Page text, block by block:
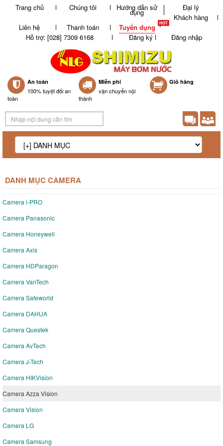
Trang chủ Chúng tôi Hướng dẫn sử
dụng
Đại lý
Khách hàng
Liên hệ
Thanh toán
Tuyển dụng
Đăng nhập
Đăng ký
Hỗ trợ: [028] 7309 6168
An toàn
100% tuyệt đối an
toàn
Miễn phí
vận chuyển nội
thành
0 Giỏ hàng
DANH MỤC CAMERA
Camera i-PRO
Camera Panasonic
Camera Honeywell
Camera Axis
Camera HDParagon
Camera VanTech
Camera Safeworld
Camera DAHUA
Camera Questek
Camera AvTech
Camera J-Tech
Camera HIKVision
Camera Azza Vision
Camera Vision
Camera LG
Camera Samsung